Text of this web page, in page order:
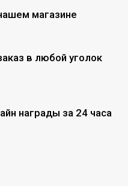
магазине
в любой уголок
награды за 24 часа